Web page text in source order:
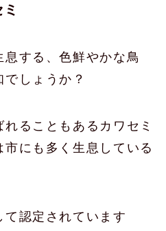
する、色鮮やかな鳥
でしょうか？
れることもあるカワセミ
にも多く生息している
て認定されています